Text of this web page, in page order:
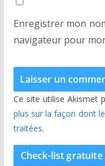
Enregistrer mon
navigateur pour
Ce site utilise Akismet
plus sur la façon dont
traitées.
Check-list